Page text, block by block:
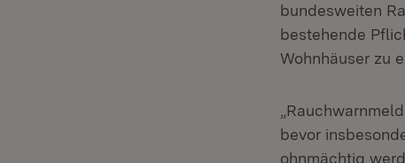
bundesweiten
bestehende
Wohnhäuser zu
bevor
ohnmächtig